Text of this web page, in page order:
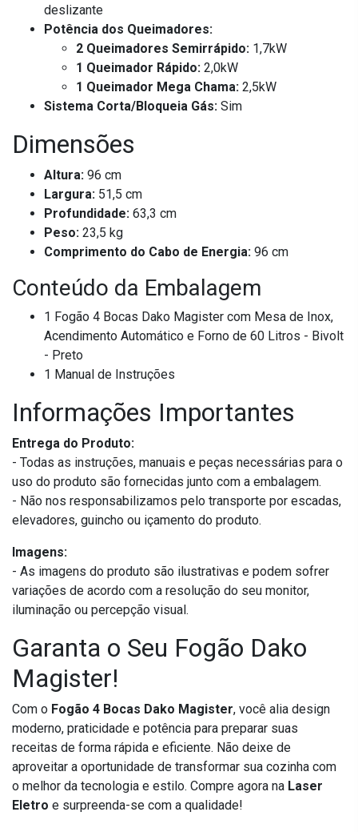
deslizante
Potência dos Queimadores:
2 Queimadores Semirrápido: 1,7kW
1 Queimador Rápido: 2,0kW
1 Queimador Mega Chama: 2,5kW
Sistema Corta/Bloqueia Gás: Sim
Dimensões
Altura: 96 cm
Largura: 51,5 cm
Profundidade: 63,3 cm
Peso: 23,5 kg
Comprimento do Cabo de Energia: 96 cm
Conteúdo da Embalagem
1 Fogão 4 Bocas Dako Magister com Mesa de Inox,
Acendimento Automático e Forno de 60 Litros - Bivolt
- Preto
1 Manual de Instruções
Informações Importantes
Entrega do Produto:
- Todas as instruções, manuais e peças necessárias para o
uso do produto são fornecidas junto com a embalagem.
- Não nos responsabilizamos pelo transporte por escadas,
elevadores, guincho ou içamento do produto.
Imagens:
- As imagens do produto são ilustrativas e podem sofrer
variações de acordo com a resolução do seu monitor,
iluminação ou percepção visual.
Garanta o Seu Fogão Dako
Magister!
Com o Fogão 4 Bocas Dako Magister, você alia design
moderno, praticidade e potência para preparar suas
receitas de forma rápida e eficiente. Não deixe de
aproveitar a oportunidade de transformar sua cozinha com
o melhor da tecnologia e estilo. Compre agora na Laser
Eletro e surpreenda-se com a qualidade!